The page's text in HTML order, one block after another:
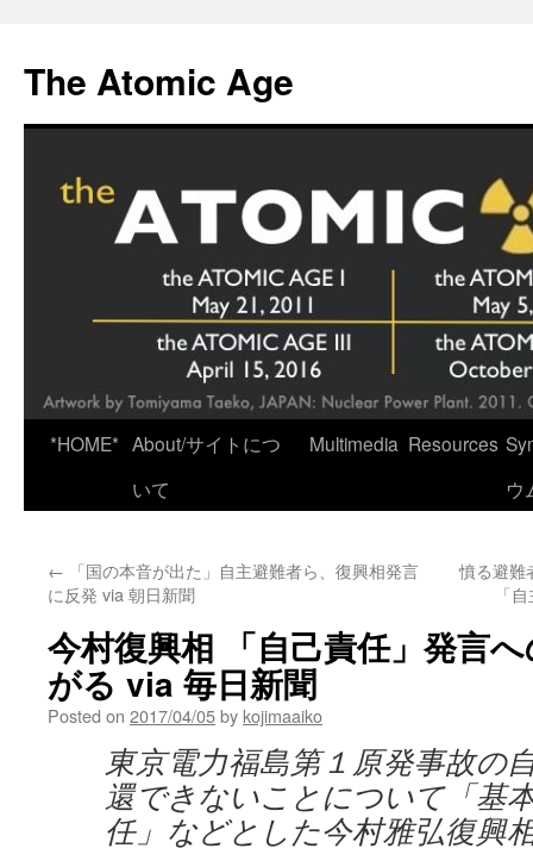
content
The Atomic Age
*HOME* About/サイトにつ
いて
Multimedia Resources
ウ
← 「国の本音が出た」自主避難者ら、復興相発言
に反発 via 朝日新聞
憤る避
「
今村復興相 「自己責任」発言
がる via 毎日新聞
Posted on 2017/04/05by kojimaaiko
東京電力福島第１原発事故の
還できないことについて「基
任」などとした今村雅弘復興